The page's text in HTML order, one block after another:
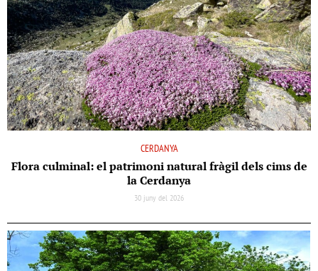
CERDANYA
Flora culminal: el patrimoni natural fràgil dels cims de
la Cerdanya
30 juny del 2026